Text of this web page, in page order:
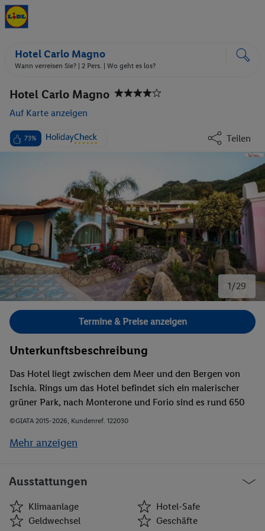
Hotel Carlo Magno
Wann verreisen Sie? | 2 Pers. | Wo geht es los?
Hotel Carlo Magno
Auf Karte anzeigen
73% Teilen
1/29
Bild 1 von 29.
Termine & Preise anzeigen
Unterkunftsbeschreibung
Das Hotel liegt zwischen dem Meer und den Bergen von
Ischia. Rings um das Hotel befindet sich ein malerischer
grüner Park, nach Monterone und Forio sind es rund 650
m.
©GIATA 2015-2026, Kundenref. 122030
Mehr anzeigen
Ausstattungen
Klimaanlage
Hotel-Safe
Geldwechsel
Geschäfte